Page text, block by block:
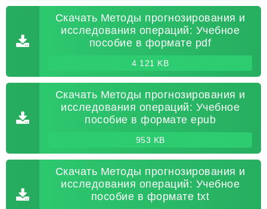
Скачать Методы прогнозирования и
исследования операций: Учебное
пособие в формате pdf
4 121 KB
Скачать Методы прогнозирования и
исследования операций: Учебное
пособие в формате epub
953 KB
Скачать Методы прогнозирования и
исследования операций: Учебное
пособие в формате txt